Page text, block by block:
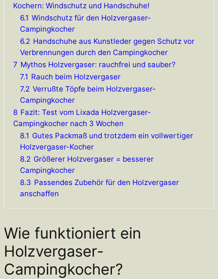
Kochern: Windschutz und Handschuhe!
6.1 Windschutz für den Holzvergaser-
Campingkocher
6.2 Handschuhe aus Kunstleder gegen Schutz vor
Verbrennungen durch den Campingkocher
7 Mythos Holzvergaser: rauchfrei und sauber?
7.1 Rauch beim Holzvergaser
7.2 Verrußte Töpfe beim Holzvergaser-
Campingkocher
8 Fazit: Test vom Lixada Holzvergaser-
Campingkocher nach 3 Wochen
8.1 Gutes Packmaß und trotzdem ein vollwertiger
Holzvergaser-Kocher
8.2 Größerer Holzvergaser = besserer
Campingkocher
8.3 Passendes Zubehör für den Holzvergaser
anschaffen
Wie funktioniert ein
Holzvergaser-
Campingkocher?